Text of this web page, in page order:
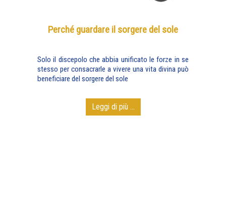
Perché guardare il sorgere del sole
Solo il discepolo che abbia unificato le forze in se
stesso per consacrarle a vivere una vita divina può
beneficiare del sorgere del sole
Leggi di più ...